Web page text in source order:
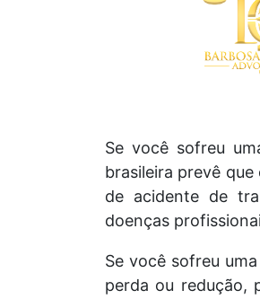
Se você sofreu
brasileira prevê
de acidente de
doenças
Se você sofreu
perda ou redução,